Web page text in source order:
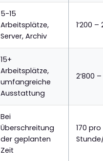
5-15
Arbeitsplätze,
Server, Archiv
1’200 –
15+
Arbeitsplätze,
umfangreiche
Ausstattung
2’800
Bei
Überschreitung
der geplanten
Zeit
170 pro